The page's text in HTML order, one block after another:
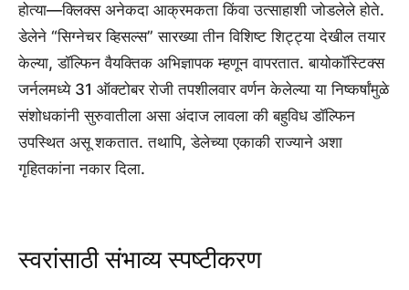
होत्या—क्लिक्स अनेकदा आक्रमकता किंवा उत्साहाशी जोडलेले होते.
डेलेने “सिग्नेचर व्हिसल्स” सारख्या तीन विशिष्ट शिट्ट्या देखील तयार
केल्या, डॉल्फिन वैयक्तिक अभिज्ञापक म्हणून वापरतात. बायोकॉस्टिक्स
जर्नलमध्ये 31 ऑक्टोबर रोजी तपशीलवार वर्णन केलेल्या या निष्कर्षांमुळे
संशोधकांनी सुरुवातीला असा अंदाज लावला की बहुविध डॉल्फिन
उपस्थित असू शकतात. तथापि, डेलेच्या एकाकी राज्याने अशा
गृहितकांना नकार दिला.
स्वरांसाठी संभाव्य स्पष्टीकरण